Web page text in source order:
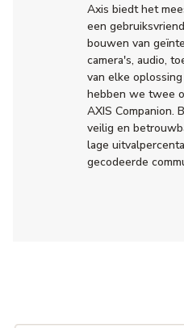
Axis biedt het
een
bouwen van
camera's, audio,
van elke
hebben we twee
AXIS Companion.
veilig en
lage
gecodeerde